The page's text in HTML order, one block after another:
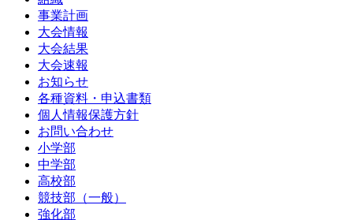
事業計画
大会情報
大会結果
大会速報
お知らせ
各種資料・申込書類
個人情報保護方針
お問い合わせ
小学部
中学部
高校部
競技部（一般）
強化部